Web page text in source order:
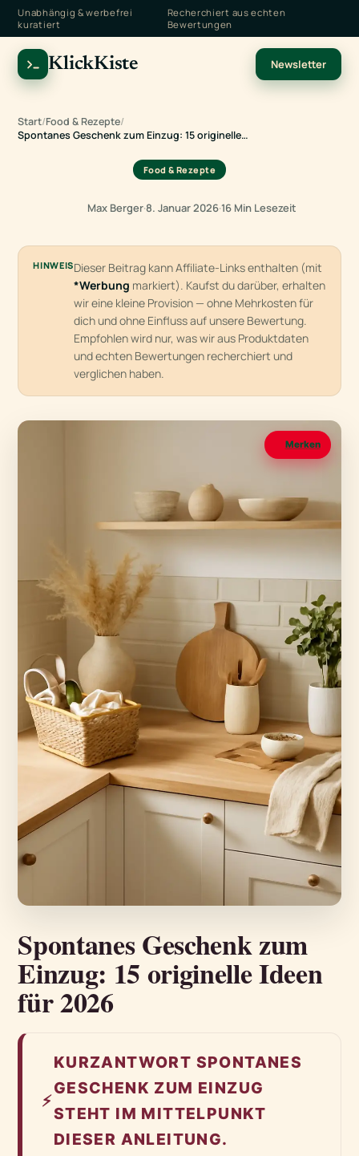
Unabhängig & werbefrei
kuratiert
Recherchiert aus echten
Bewertungen
KlickKiste Newsletter
Start/Food & Rezepte/
Spontanes Geschenk zum Einzug: 15 originelle…
Food & Rezepte
Max Berger·8. Januar 2026·16 Min Lesezeit
HINWEISDieser Beitrag kann Affiliate-Links enthalten (mit
*Werbung markiert). Kaufst du darüber, erhalten
wir eine kleine Provision — ohne Mehrkosten für
dich und ohne Einfluss auf unsere Bewertung.
Empfohlen wird nur, was wir aus Produktdaten
und echten Bewertungen recherchiert und
verglichen haben.
Merken
Spontanes Geschenk zum
Einzug: 15 originelle Ideen
für 2026
⚡
KURZANTWORT SPONTANES
GESCHENK ZUM EINZUG
STEHT IM MITTELPUNKT
DIESER ANLEITUNG.